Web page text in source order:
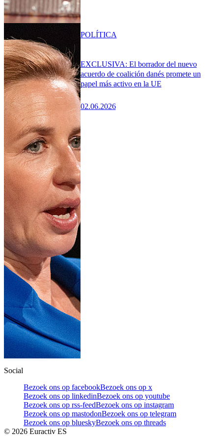
EXCLUSIVA: El borrador del nuevo
acuerdo de coalición danés promete un
papel más activo en la UE
02.06.2026
POLÍTICA
Social
Bezoek ons op facebookBezoek ons op x
Bezoek ons op linkedinBezoek ons op youtube
Bezoek ons op rss-feedBezoek ons op instagram
Bezoek ons op mastodonBezoek ons op telegram
Bezoek ons op blueskyBezoek ons op threads
© 2026 Euractiv ES